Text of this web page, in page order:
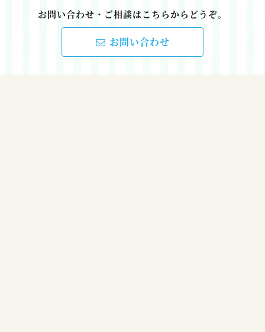
お問い合わせ・ご相談はこちらからどうぞ。
お問い合わせ